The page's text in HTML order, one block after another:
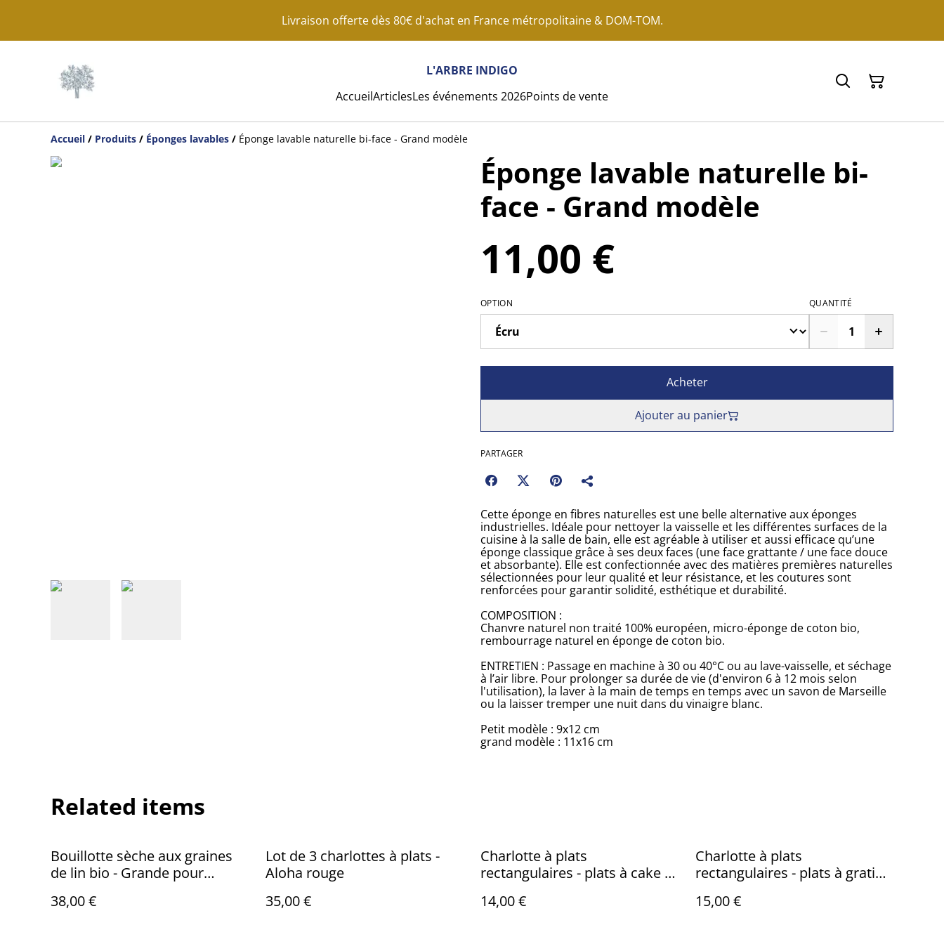
Livraison offerte dès 80€ d'achat en France métropolitaine & DOM-TOM.
L'ARBRE INDIGO
AccueilArticlesLes événements 2026Points de vente
Accueil / Produits / Éponges lavables / Éponge lavable naturelle bi-face - Grand modèle
Éponge lavable naturelle bi-
face - Grand modèle
11,00 €
OPTION QUANTITÉ
Acheter
Ajouter au panier
PARTAGER
Cette éponge en fibres naturelles est une belle alternative aux éponges
industrielles. Idéale pour nettoyer la vaisselle et les différentes surfaces de la
cuisine à la salle de bain, elle est agréable à utiliser et aussi efficace qu’une
éponge classique grâce à ses deux faces (une face grattante / une face douce
et absorbante). Elle est confectionnée avec des matières premières naturelles
sélectionnées pour leur qualité et leur résistance, et les coutures sont
renforcées pour garantir solidité, esthétique et durabilité.
COMPOSITION :
Chanvre naturel non traité 100% européen, micro-éponge de coton bio,
rembourrage naturel en éponge de coton bio.
ENTRETIEN : Passage en machine à 30 ou 40°C ou au lave-vaisselle, et séchage
à l’air libre. Pour prolonger sa durée de vie (d'environ 6 à 12 mois selon
l'utilisation), la laver à la main de temps en temps avec un savon de Marseille
ou la laisser tremper une nuit dans du vinaigre blanc.
Petit modèle : 9x12 cm
grand modèle : 11x16 cm
Related items
Bouillotte sèche aux graines
de lin bio - Grande pour
38,00 €
Lot de 3 charlottes à plats -
Aloha rouge
35,00 €
Charlotte à plats
rectangulaires - plats à cake /
14,00 €
Charlotte à plats
rectangulaires - plats à gratin /
15,00 €